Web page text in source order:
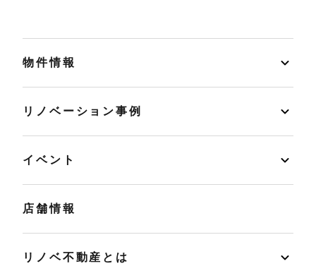
物件情報
リノベーション事例
イベント
店舗情報
リノベ不動産とは